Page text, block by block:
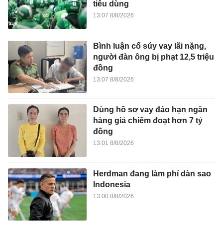
tiêu dùng
13:07 8/8/2026
Bình luận cổ súy vay lãi nặng,
người đàn ông bị phạt 12,5 triệu
đồng
13:07 8/8/2026
Dùng hồ sơ vay đáo hạn ngân
hàng giả chiếm đoạt hơn 7 tỷ
đồng
13:01 8/8/2026
Herdman đang làm phí dàn sao
Indonesia
13:00 8/8/2026